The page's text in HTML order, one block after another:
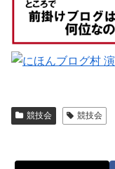
競技会 競技会